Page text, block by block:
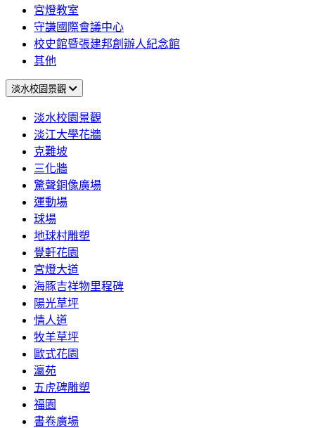
宮燈教室
守謙國際會議中心
校史館暨張建邦創辦人紀念館
其他
淡水校園景觀
淡水校園景觀
淡江大學花牆
克難坡
三化牆
驚聲銅像廣場
運動場
球場
地球村雕塑
覺軒花園
宮燈大道
海豚吉祥物里程碑
陽光草坪
情人道
牧羊草坪
歐式花園
瀛苑
五虎碑雕塑
福園
書卷廣場